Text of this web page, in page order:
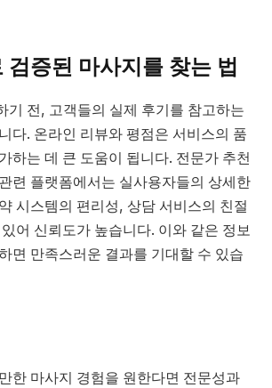
검증된 마사지를 찾는 법
기 전, 고객들의 실제 후기를 참고하는
다. 온라인 리뷰와 평점은 서비스의 품
하는 데 큰 도움이 됩니다. 전문가 추천
련 플랫폼에서는 실사용자들의 상세한
시스템의 편리성, 상담 서비스의 친절
어 신뢰도가 높습니다. 이와 같은 정보
면 만족스러운 결과를 기대할 수 있습
한 마사지 경험을 원한다면 전문성과